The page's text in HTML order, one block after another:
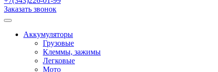
Заказать звонок
Аккумуляторы
Грузовые
Клеммы, зажимы
Легковые
Мото